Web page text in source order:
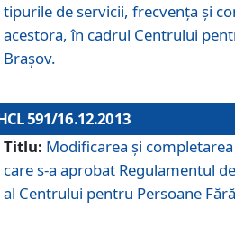
tipurile de servicii, frecvenţa şi
acestora, în cadrul Centrului
Braşov.
591/16.12.2013
Titlu: Modificarea şi
care s-a aprobat Regulamentul
al Centrului pentru Persoane